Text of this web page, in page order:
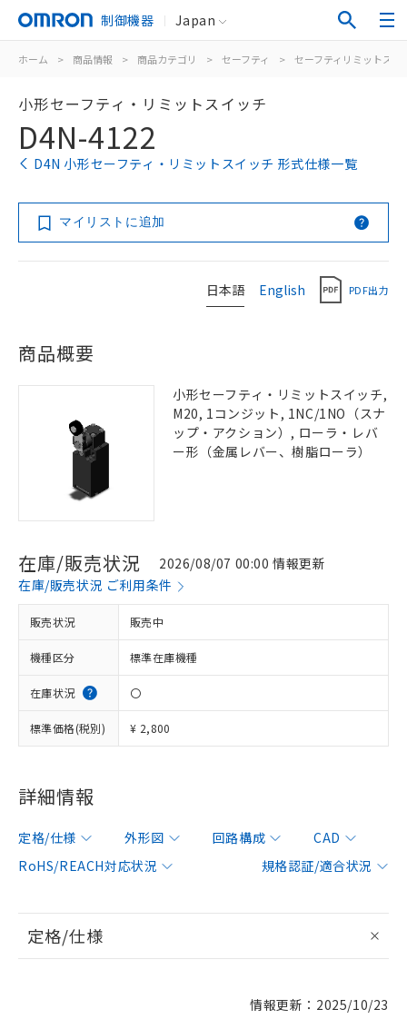
制御機器 Japan
ホーム > 商品情報 > 商品カテゴリ > セーフティ > セーフティリミットスイ
小形セーフティ・リミットスイッチ
D4N-4122
D4N 小形セーフティ・リミットスイッチ 形式仕様一覧
マイリストに追加
日本語 English PDF出力
商品概要
小形セーフティ・リミットスイッチ,
M20, 1コンジット, 1NC/1NO（スナ
ップ・アクション）, ローラ・レバ
ー形（金属レバー、樹脂ローラ）
在庫/販売状況
2026/08/07 00:00 情報更新
在庫/販売状況 ご利用条件
販売状況 販売中
機種区分 標準在庫機種
在庫状況 〇
標準価格(税別) ¥ 2,800
詳細情報
定格/仕様 外形図 回路構成
CAD
RoHS/REACH対応状況
規格認証/適合状況
定格/仕様
情報更新：2025/10/23